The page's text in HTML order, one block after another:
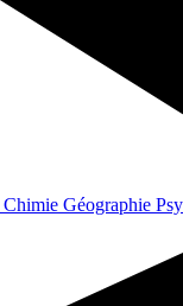
Chimie Géographie